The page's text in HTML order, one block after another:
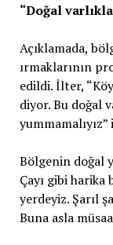
“Doğal
Açıklamada,
ırmaklarının
edildi. İlter,
diyor. Bu doğal
Bölgenin doğal
Çayı gibi harika
yerdeyiz. Şarıl
Buna asla